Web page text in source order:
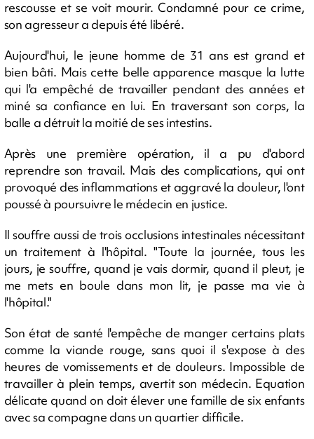
rescousse et se voit mourir. Condamné pour ce crime,
son agresseur a depuis été libéré.
Aujourd'hui, le jeune homme de 31 ans est grand et
bien bâti. Mais cette belle apparence masque la lutte
qui l'a empêché de travailler pendant des années et
miné sa confiance en lui. En traversant son corps, la
balle a détruit la moitié de ses intestins.
Après une première opération, il a pu d'abord
reprendre son travail. Mais des complications, qui ont
provoqué des inflammations et aggravé la douleur, l'ont
poussé à poursuivre le médecin en justice.
Il souffre aussi de trois occlusions intestinales nécessitant
un traitement à l'hôpital. "Toute la journée, tous les
jours, je souffre, quand je vais dormir, quand il pleut, je
me mets en boule dans mon lit, je passe ma vie à
l'hôpital."
Son état de santé l'empêche de manger certains plats
comme la viande rouge, sans quoi il s'expose à des
heures de vomissements et de douleurs. Impossible de
travailler à plein temps, avertit son médecin. Equation
délicate quand on doit élever une famille de six enfants
avec sa compagne dans un quartier difficile.